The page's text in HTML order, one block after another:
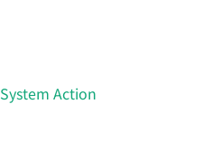
System Action